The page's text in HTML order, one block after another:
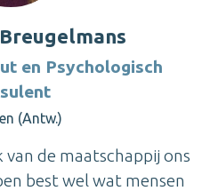
en Psychologisch
(Antw.)
de maatschappij ons
best wel wat mensen